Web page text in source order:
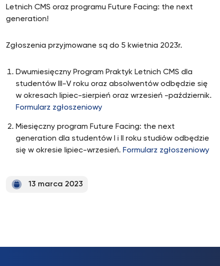
Letnich CMS oraz programu Future Facing: the next
generation!
Zgłoszenia przyjmowane są do 5 kwietnia 2023r.
Dwumiesięczny Program Praktyk Letnich CMS dla
studentów III-V roku oraz absolwentów odbędzie się
w okresach lipiec-sierpień oraz wrzesień -październik.
Formularz zgłoszeniowy
Miesięczny program Future Facing: the next
generation dla studentów I i II roku studiów odbędzie
się w okresie lipiec-wrzesień. Formularz zgłoszeniowy
13 marca 2023